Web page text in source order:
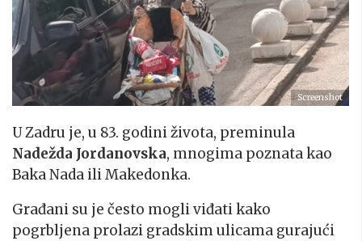
Screenshot
U Zadru je, u 83. godini života, preminula
Nadežda Jordanovska, mnogima poznata kao
Baka Nada ili Makedonka.
Građani su je često mogli viđati kako
pogrbljena prolazi gradskim ulicama gurajući